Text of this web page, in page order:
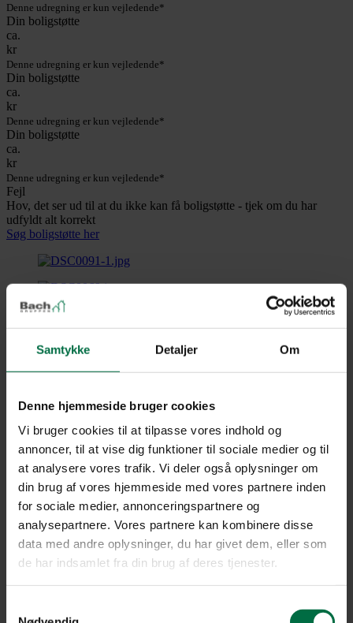
Samtykke Detaljer Om
Denne hjemmeside bruger cookies
Vi bruger cookies til at tilpasse vores indhold og
annoncer, til at vise dig funktioner til sociale medier og til
at analysere vores trafik. Vi deler også oplysninger om
din brug af vores hjemmeside med vores partnere inden
for sociale medier, annonceringspartnere og
analysepartnere. Vores partnere kan kombinere disse
data med andre oplysninger, du har givet dem, eller som
de har indsamlet fra din brug af deres tjenester.
Denne udregning er kun vejledende*
Din boligstøtte
ca.
kr
Denne udregning er kun vejledende*
Din boligstøtte
ca.
kr
Denne udregning er kun vejledende*
Din boligstøtte
ca.
kr
Denne udregning er kun vejledende*
Fejl
Hov, det ser ud til at du ikke kan få boligstøtte - tjek om du har
udfyldt alt korrekt
Søg boligstøtte her